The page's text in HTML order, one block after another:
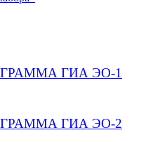
ГИА ЭО-1
ГИА ЭО-2